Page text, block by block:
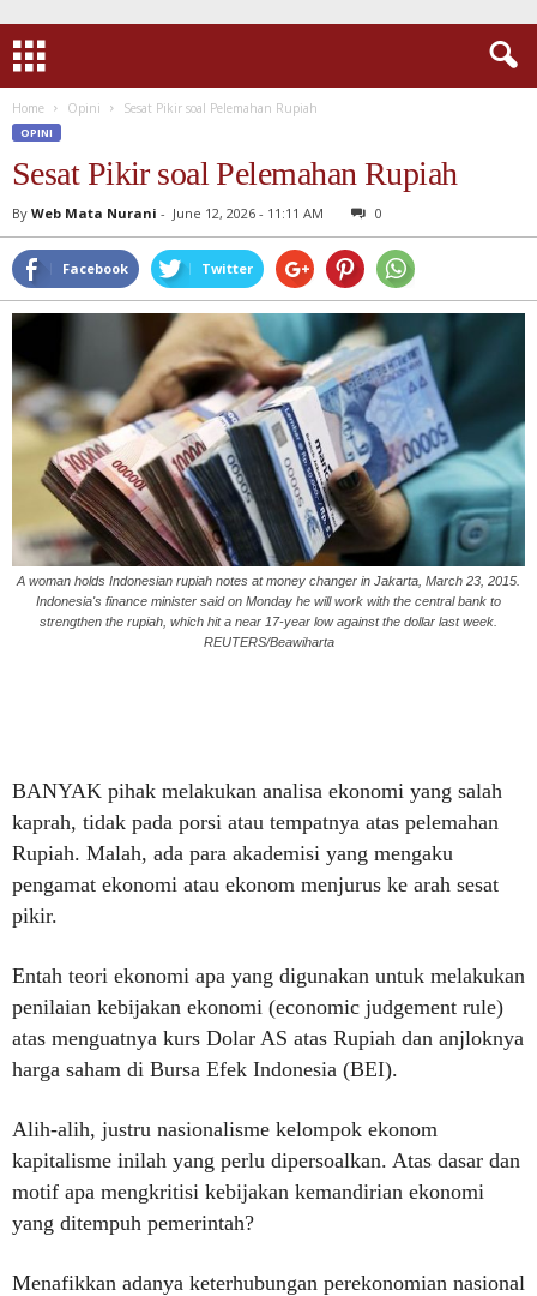
Home Opini Sesat Pikir soal Pelemahan Rupiah
OPINI
Sesat Pikir soal Pelemahan Rupiah
By Web Mata Nurani - June 12, 2026 - 11:11 AM 0
Facebook Twitter
A woman holds Indonesian rupiah notes at money changer in Jakarta, March 23, 2015.
Indonesia's finance minister said on Monday he will work with the central bank to
strengthen the rupiah, which hit a near 17-year low against the dollar last week.
REUTERS/Beawiharta
BANYAK pihak melakukan analisa ekonomi yang salah
kaprah, tidak pada porsi atau tempatnya atas pelemahan
Rupiah. Malah, ada para akademisi yang mengaku
pengamat ekonomi atau ekonom menjurus ke arah sesat
pikir.
Entah teori ekonomi apa yang digunakan untuk melakukan
penilaian kebijakan ekonomi (economic judgement rule)
atas menguatnya kurs Dolar AS atas Rupiah dan anjloknya
harga saham di Bursa Efek Indonesia (BEI).
Alih-alih, justru nasionalisme kelompok ekonom
kapitalisme inilah yang perlu dipersoalkan. Atas dasar dan
motif apa mengkritisi kebijakan kemandirian ekonomi
yang ditempuh pemerintah?
Menafikkan adanya keterhubungan perekonomian nasional